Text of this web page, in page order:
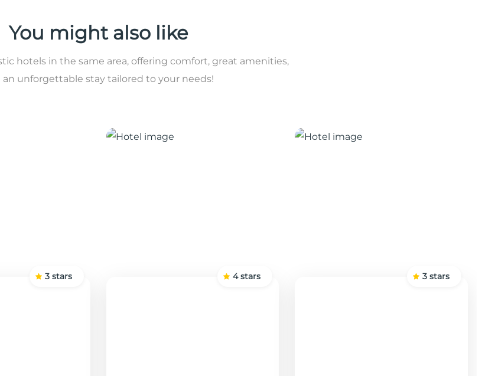
You might also like
hotels in the same area, offering comfort, great amenities,
an unforgettable stay tailored to your needs!
3 stars 4 stars 3 stars